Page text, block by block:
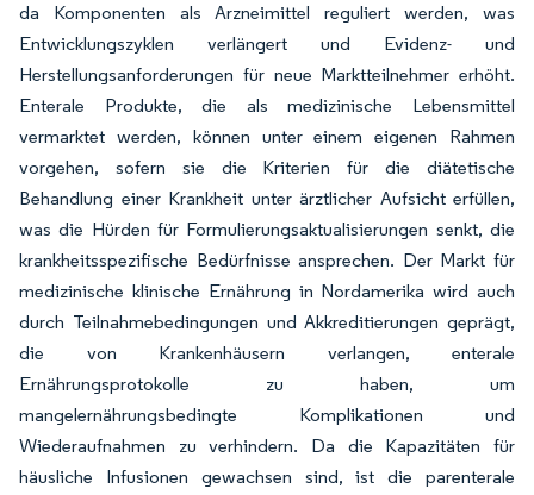
da Komponenten als Arzneimittel reguliert werden, was
Entwicklungszyklen verlängert und Evidenz- und
Herstellungsanforderungen für neue Marktteilnehmer erhöht.
Enterale Produkte, die als medizinische Lebensmittel
vermarktet werden, können unter einem eigenen Rahmen
vorgehen, sofern sie die Kriterien für die diätetische
Behandlung einer Krankheit unter ärztlicher Aufsicht erfüllen,
was die Hürden für Formulierungsaktualisierungen senkt, die
krankheitsspezifische Bedürfnisse ansprechen. Der Markt für
medizinische klinische Ernährung in Nordamerika wird auch
durch Teilnahmebedingungen und Akkreditierungen geprägt,
die von Krankenhäusern verlangen, enterale
Ernährungsprotokolle zu haben, um
mangelernährungsbedingte Komplikationen und
Wiederaufnahmen zu verhindern. Da die Kapazitäten für
häusliche Infusionen gewachsen sind, ist die parenterale